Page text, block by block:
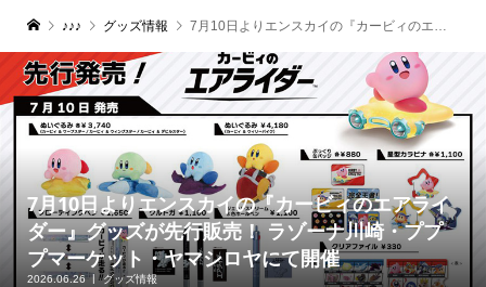
♪♪♪ グッズ情報 7月10日よりエンスカイの『カービィのエアライダー』グッズが先行販売！ ラゾーナ川崎・プププマーケット・ヤマシロヤにて開催
7月10日よりエンスカイの『カービィのエアライ
ダー』グッズが先行販売！ ラゾーナ川崎・ププ
プマーケット・ヤマシロヤにて開催
2026.06.26 グッズ情報